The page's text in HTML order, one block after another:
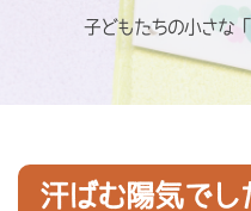
子どもたちの小さな
汗ばむ陽気でし